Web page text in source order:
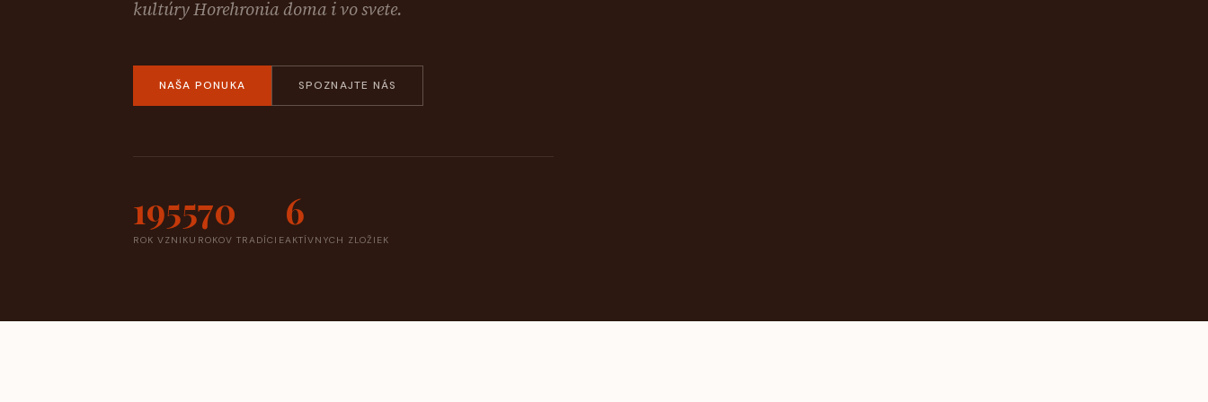
kultúry Horehronia doma i vo svete.
NAŠA PONUKA SPOZNAJTE NÁS
1955
ROK VZNIKU
70
ROKOV TRADÍCIE
6
AKTÍVNYCH ZLOŽIEK